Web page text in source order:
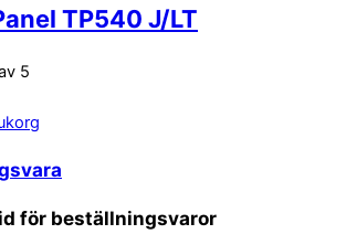
TP540 J/LT
5
för beställningsvaror